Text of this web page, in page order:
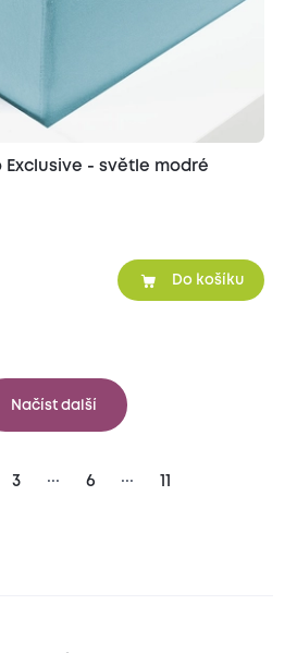
Do košíku
Načíst další
3 ... 6 ... 11